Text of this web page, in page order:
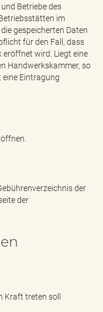
Betriebe des
im
gespeicherten Daten
für den Fall, dass
eröffnet wird. Liegt eine
Handwerkskammer, so
Eintragung
der
der
Kraft treten soll